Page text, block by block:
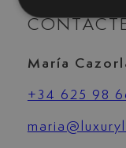
María
+34 625 98